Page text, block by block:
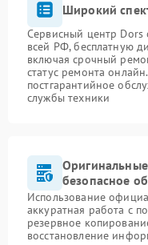
Широкий
Сервисный центр Dors
всей РФ, бесплатную
включая срочный
статус ремонта
постгарантийное
службы техники
безопасное
Использование
аккуратная работа с
резервное
восстановление